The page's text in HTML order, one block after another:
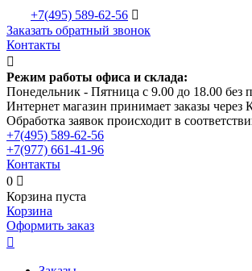
+7(495) 589-62-56 
Заказать обратный звонок
Контакты

Режим работы офиса и склада:
Понедельник - Пятница с 9.00 до 18.00 без
Интернет магазин принимает заказы через
Обработка заявок происходит в
+7(495) 589-62-56
+7(977) 661-41-96
Контакты
0 
Корзина пуста
Корзина
Оформить заказ
